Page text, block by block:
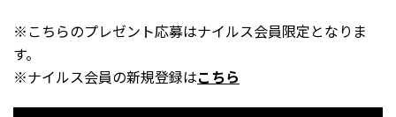
※こちらのプレゼント応募はナイルス会員限定となりま
す。
※ナイルス会員の新規登録はこちら